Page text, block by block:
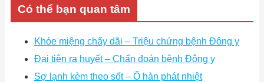
Có thể bạn quan tâm
Khóe miệng chẩy dãi – Triệu chứng bệnh Đông y
Đại tiện ra huyết – Chẩn đoán bệnh Đông y
Sợ lạnh kèm theo sốt – Ố hàn phát nhiệt